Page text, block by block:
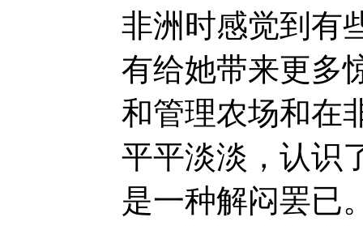
非洲时感觉到有
有给她带来更多
和管理农场和在
平平淡淡，认识
是一种解闷罢已